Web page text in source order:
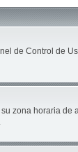
de Control de
zona horaria